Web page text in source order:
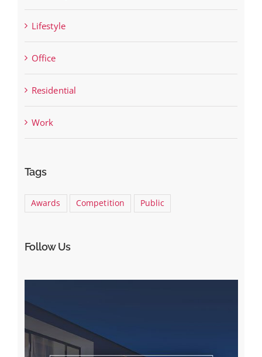
Lifestyle
Office
Residential
Work
Tags
Awards Competition Public
Follow Us